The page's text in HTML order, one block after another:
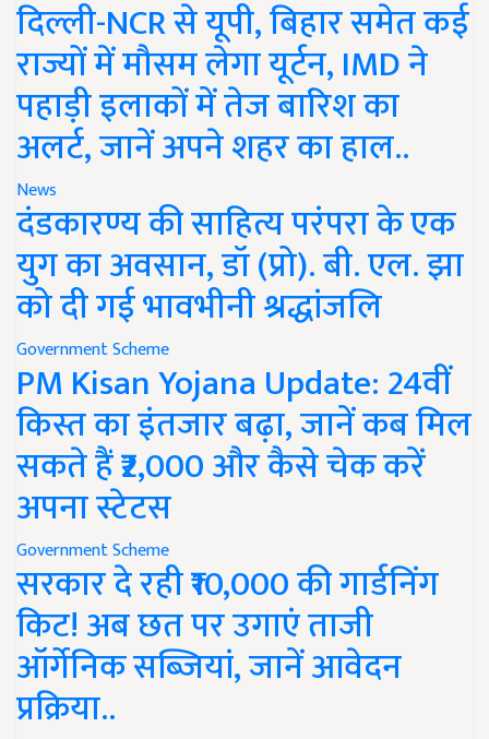
दिल्ली-NCR से यूपी, बिहार समेत कई
राज्यों में मौसम लेगा यूर्टन, IMD ने
पहाड़ी इलाकों में तेज बारिश का
अलर्ट, जानें अपने शहर का हाल..
News
दंडकारण्य की साहित्य परंपरा के एक
युग का अवसान, डॉ (प्रो). बी. एल. झा
को दी गई भावभीनी श्रद्धांजलि
Government Scheme
PM Kisan Yojana Update: 24वीं
किस्त का इंतजार बढ़ा, जानें कब मिल
सकते हैं ₹2,000 और कैसे चेक करें
अपना स्टेटस
Government Scheme
सरकार दे रही ₹10,000 की गार्डनिंग
किट! अब छत पर उगाएं ताजी
ऑर्गेनिक सब्जियां, जानें आवेदन
प्रक्रिया..